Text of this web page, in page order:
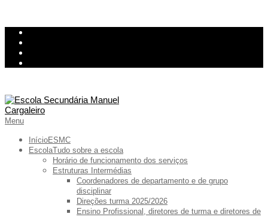
Skip
content
Primary
Menu
Menu
InícioESMC
EscolaTudo sobre a escola
Horário de funcionamento dos serviços
Estruturas Intermédias
Coordenadores de departamento e de grupo
disciplinar
Direções turma 2025/2026
Ensino Profissional, diretores de turma e diretores de